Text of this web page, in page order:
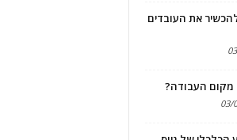
את העובדים
העבודה?
03/